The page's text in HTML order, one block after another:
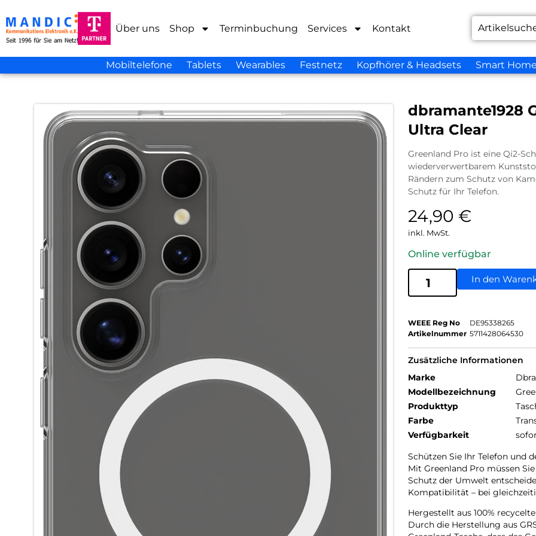
Über uns Shop Terminbuchung Services Kontakt
Mobiltelefone Tablets Wearables Festnetz Kopfhörer & Headsets Smart
dbramante1928
Ultra Clear
Greenland Pro ist eine Qi2-
wiederverwertbarem
Rändern zum Schutz von
Schutz für Ihr Telefon.
24,90 €
inkl. MwSt.
Online verfügbar
In den
WEEE Reg No
DE95338265
Artikelnummer 5711428064530
Zusätzliche Informationen
Marke
Modellbezeichnung
Produkttyp
Farbe
Verfügbarkeit
Schützen Sie Ihr Telefon und
Mit Greenland Pro müssen
Schutz der Umwelt
Kompatibilität – bei
Hergestellt aus 100%
Durch die Herstellung aus